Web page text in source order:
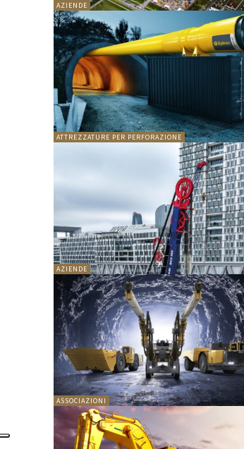
AZIENDE
ATTREZZATURE PER PERFORAZIONE
AZIENDE
ASSOCIAZIONI